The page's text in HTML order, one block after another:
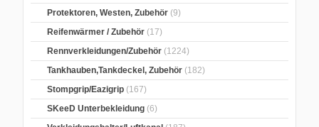
Protektoren, Westen, Zubehör (9)
Reifenwärmer / Zubehör (17)
Rennverkleidungen/Zubehör (1224)
Tankhauben,Tankdeckel, Zubehör (182)
Stompgrip/Eazigrip (167)
SKeeD Unterbekleidung (6)